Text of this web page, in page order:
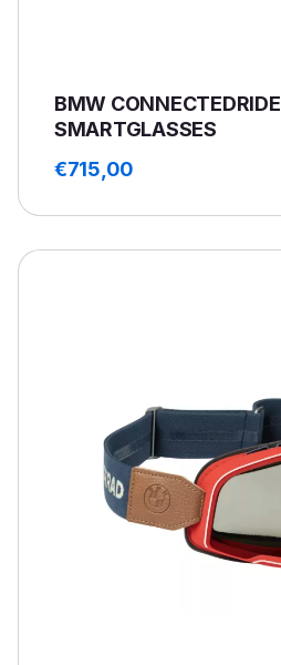
BMW CONNECTEDRIDE
SMARTGLASSES
€715,00